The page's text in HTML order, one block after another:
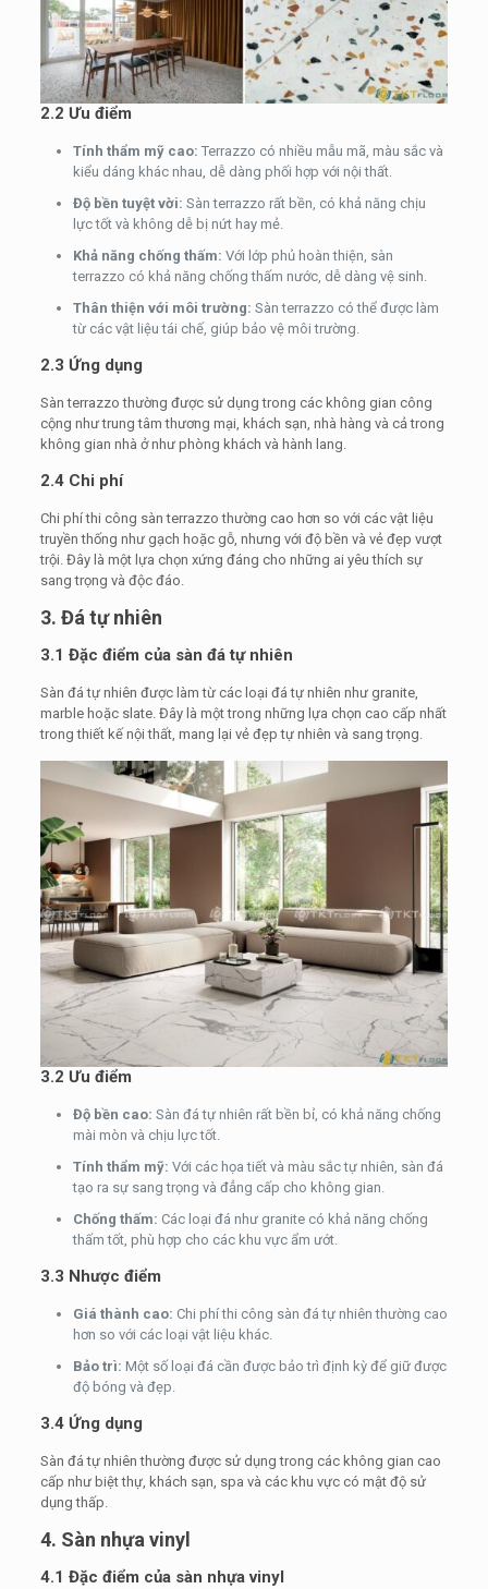
2.2 Ưu điểm
Tính thẩm mỹ cao: Terrazzo có nhiều mẫu mã, màu sắc và
kiểu dáng khác nhau, dễ dàng phối hợp với nội thất.
Độ bền tuyệt vời: Sàn terrazzo rất bền, có khả năng chịu
lực tốt và không dễ bị nứt hay mẻ.
Khả năng chống thấm: Với lớp phủ hoàn thiện, sàn
terrazzo có khả năng chống thấm nước, dễ dàng vệ sinh.
Thân thiện với môi trường: Sàn terrazzo có thể được làm
từ các vật liệu tái chế, giúp bảo vệ môi trường.
2.3 Ứng dụng
Sàn terrazzo thường được sử dụng trong các không gian công
cộng như trung tâm thương mại, khách sạn, nhà hàng và cả trong
không gian nhà ở như phòng khách và hành lang.
2.4 Chi phí
Chi phí thi công sàn terrazzo thường cao hơn so với các vật liệu
truyền thống như gạch hoặc gỗ, nhưng với độ bền và vẻ đẹp vượt
trội. Đây là một lựa chọn xứng đáng cho những ai yêu thích sự
sang trọng và độc đáo.
3. Đá tự nhiên
3.1 Đặc điểm của sàn đá tự nhiên
Sàn đá tự nhiên được làm từ các loại đá tự nhiên như granite,
marble hoặc slate. Đây là một trong những lựa chọn cao cấp nhất
trong thiết kế nội thất, mang lại vẻ đẹp tự nhiên và sang trọng.
3.2 Ưu điểm
Độ bền cao: Sàn đá tự nhiên rất bền bỉ, có khả năng chống
mài mòn và chịu lực tốt.
Tính thẩm mỹ: Với các họa tiết và màu sắc tự nhiên, sàn đá
tạo ra sự sang trọng và đẳng cấp cho không gian.
Chống thấm: Các loại đá như granite có khả năng chống
thấm tốt, phù hợp cho các khu vực ẩm ướt.
3.3 Nhược điểm
Giá thành cao: Chi phí thi công sàn đá tự nhiên thường cao
hơn so với các loại vật liệu khác.
Bảo trì: Một số loại đá cần được bảo trì định kỳ để giữ được
độ bóng và đẹp.
3.4 Ứng dụng
Sàn đá tự nhiên thường được sử dụng trong các không gian cao
cấp như biệt thự, khách sạn, spa và các khu vực có mật độ sử
dụng thấp.
4. Sàn nhựa vinyl
4.1 Đặc điểm của sàn nhựa vinyl